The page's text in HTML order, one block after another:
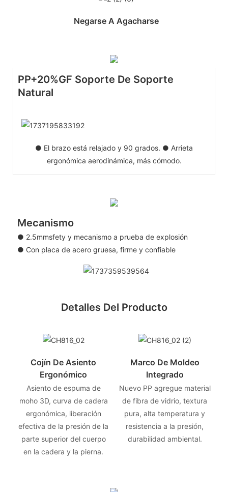
Negarse A Agacharse
PP+20%GF Soporte De Soporte
Natural
● El brazo está relajado y 90 grados. ● Arrieta
ergonómica aerodinámica, más cómodo.
Mecanismo
● 2.5mmsfety y mecanismo a prueba de explosión
● Con placa de acero gruesa, firme y confiable
Detalles Del Producto
Cojín De Asiento
Ergonómico
Asiento de espuma de
moho 3D, curva de cadera
ergonómica, liberación
efectiva de la presión de la
parte superior del cuerpo
en la cadera y la pierna.
Marco De Moldeo
Integrado
Nuevo PP agregue material
de fibra de vidrio, textura
pura, alta temperatura y
resistencia a la presión,
durabilidad ambiental.